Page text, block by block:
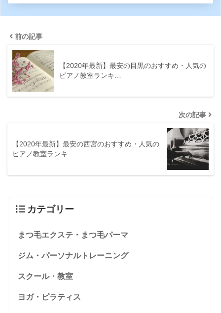
前の記事
【2020年最新】最安の目黒のおすすめ・人気の
ピアノ教室ランキ…
次の記事
【2020年最新】最安の西宮のおすすめ・人気の
ピアノ教室ランキ…
カテゴリー
まつ毛エクステ・まつ毛パーマ
ジム・パーソナルトレーニング
スクール・教室
ヨガ・ピラティス